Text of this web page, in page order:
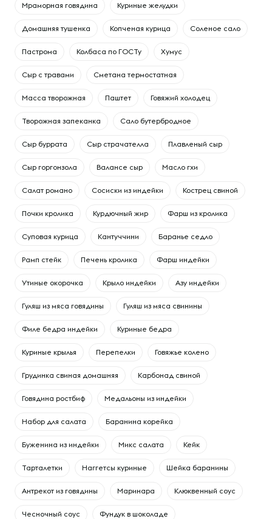
Мраморная говядина Куриные желудки
Домашняя тушенка Копченая курица Соленое сало
Пастрома Колбаса по ГОСТу Хумус
Сыр с травами Сметана термостатная
Масса творожная Паштет Говяжий холодец
Творожная запеканка Сало бутербродное
Сыр буррата Сыр страчателла Плавленый сыр
Сыр горгонзола Валансе сыр Масло гхи
Салат романо Сосиски из индейки Кострец свиной
Почки кролика Курдючный жир Фарш из кролика
Суповая курица Кантуччини Баранье седло
Рамп стейк Печень кролика Фарш индейки
Утиные окорочка Крыло индейки Азу индейки
Гуляш из мяса говядины Гуляш из мяса свинины
Филе бедра индейки Куриные бедра
Куриные крылья Перепелки Говяжье колено
Грудинка свиная домашняя Карбонад свиной
Говядина ростбиф Медальоны из индейки
Набор для салата Баранина корейка
Буженина из индейки Микс салата Кейк
Тарталетки Наггетсы куриные Шейка баранины
Антрекот из говядины Маринара Клюквенный соус
Чесночный соус Фундук в шоколаде